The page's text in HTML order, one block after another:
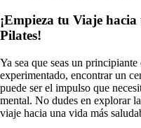
¡Empieza tu Viaje
Pilates!
Ya sea que seas un
experimentado, encontrar un
puede ser el impulso que
mental. No dudes en explorar
viaje hacia una vida más